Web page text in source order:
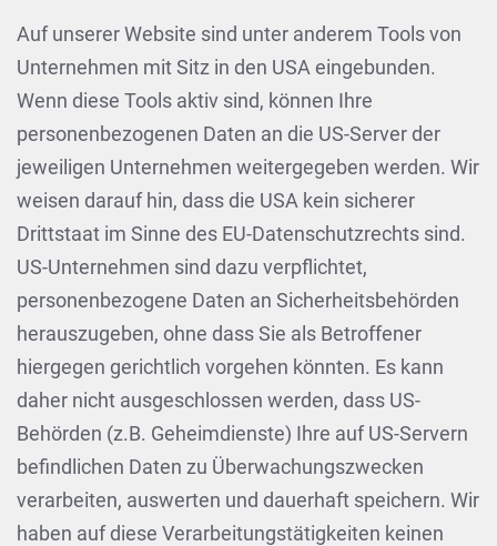
Auf unserer Website sind unter anderem Tools von
Unternehmen mit Sitz in den USA eingebunden.
Wenn diese Tools aktiv sind, können Ihre
personenbezogenen Daten an die US-Server der
jeweiligen Unternehmen weitergegeben werden. Wir
weisen darauf hin, dass die USA kein sicherer
Drittstaat im Sinne des EU-Datenschutzrechts sind.
US-Unternehmen sind dazu verpflichtet,
personenbezogene Daten an Sicherheitsbehörden
herauszugeben, ohne dass Sie als Betroffener
hiergegen gerichtlich vorgehen könnten. Es kann
daher nicht ausgeschlossen werden, dass US-
Behörden (z.B. Geheimdienste) Ihre auf US-Servern
befindlichen Daten zu Überwachungszwecken
verarbeiten, auswerten und dauerhaft speichern. Wir
haben auf diese Verarbeitungstätigkeiten keinen